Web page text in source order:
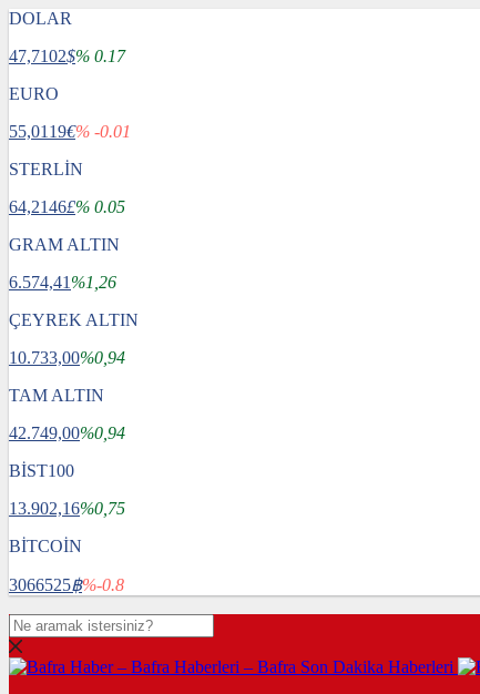
DOLAR
47,7102$% 0.17
EURO
55,0119€% -0.01
STERLİN
64,2146£% 0.05
GRAM ALTIN
6.574,41 %1,26
ÇEYREK ALTIN
10.733,00%0,94
TAM ALTIN
42.749,00%0,94
BİST100
13.902,16%0,75
BİTCOİN
3066525฿%-0.8